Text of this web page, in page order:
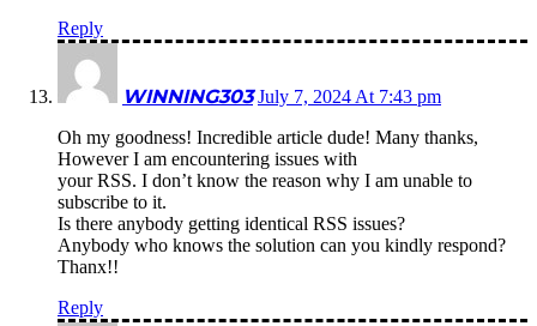
Reply
WINNING303 July 7, 2024 At 7:43 pm
Oh my goodness! Incredible article dude! Many thanks,
However I am encountering issues with
your RSS. I don’t know the reason why I am unable to
subscribe to it.
Is there anybody getting identical RSS issues?
Anybody who knows the solution can you kindly respond?
Thanx!!
Reply